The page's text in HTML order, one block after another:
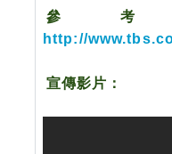
參
http://
宣傳影片：